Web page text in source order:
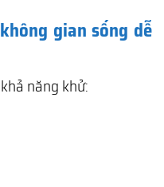
gian sống dễ
năng khử: